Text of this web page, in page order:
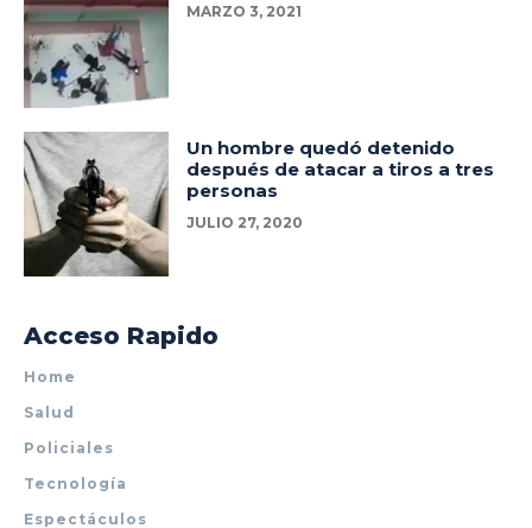
MARZO 3, 2021
Un hombre quedó detenido
después de atacar a tiros a tres
personas
JULIO 27, 2020
Acceso Rapido
Home
Salud
Policiales
Tecnología
Espectáculos